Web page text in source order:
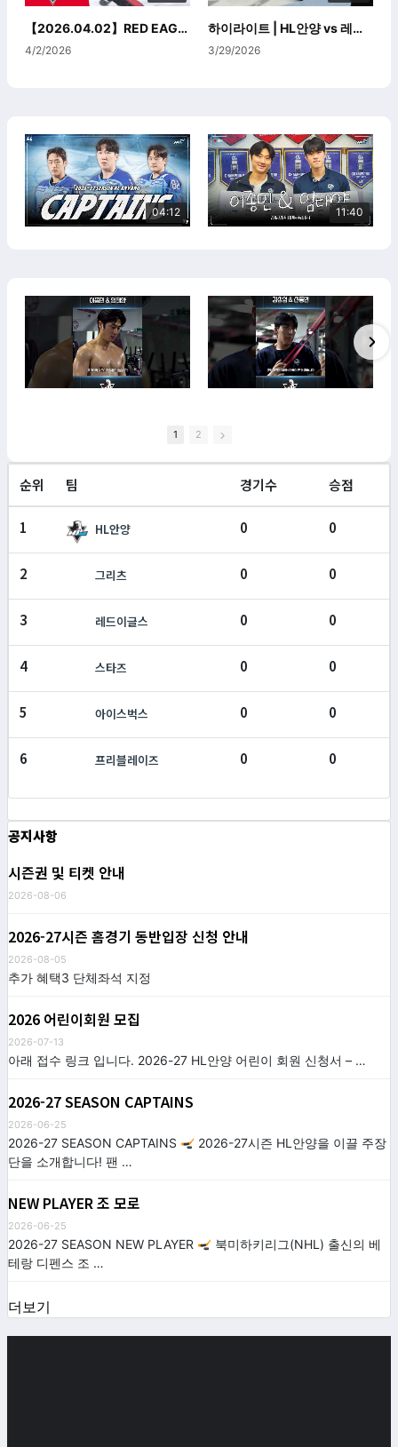
【2026.04.02】RED EAGLES vs HL ANYANG | Asia League Highlights |
4/2/2026
하이라이트 | HL안양 vs 레드 이글스 홋카이도 | 2026. 3. 29
3/29/2026
13:59
하이라이트 | HL안양 vs 레드 이글스 홋카이도 | 2026. 3. 28
10:36
하이라이트 | HL안양 vs 닛코 아이스벅스 | 2026. 3. 22
04:12 11:40
11:39
1 2
순위 팀 경기수 승점
1 HL안양 0 0
2 그리츠 0 0
3 레드이글스 0 0
4 스타즈 0 0
5 아이스벅스 0 0
6 프리블레이즈 0 0
공지사항
시즌권 및 티켓 안내
2026-08-06
2026-27시즌 홈경기 동반입장 신청 안내
2026-08-05
추가 혜택3 단체좌석 지정
2026 어린이회원 모집
2026-07-13
아래 접수 링크 입니다. 2026-27 HL안양 어린이 회원 신청서 – …
2026-27 SEASON CAPTAINS
2026-06-25
2026-27 SEASON CAPTAINS
2026-27시즌 HL안양을 이끌 주장
단을 소개합니다! 팬 …
NEW PLAYER 조 모로
2026-06-25
2026-27 SEASON NEW PLAYER
북미하키리그(NHL) 출신의 베
테랑 디펜스 조 …
더보기